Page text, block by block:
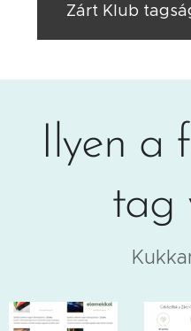
Zárt Klub
Ilyen a
tag